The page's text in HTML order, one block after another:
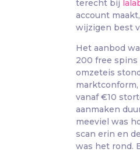
terecht bij
account
wijzigen best
Het aanbod
200 free spins
omzeteis
vanaf €10
aanmaken
meeviel was
scan erin en
was het rond.